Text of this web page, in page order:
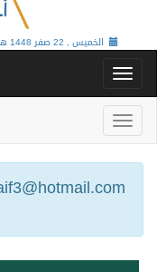
الخميس , 22 صفر 1448 هـ ,